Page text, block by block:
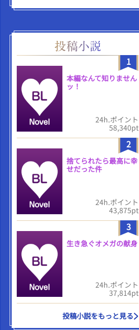
1
本編なんて知りません
ッ！
24h.ポイント
58,340pt
2
捨てられたら最高に幸
せだった件
24h.ポイント
43,875pt
3
生き急ぐオメガの献身
24h.ポイント
37,814pt
投稿小説をもっと見る